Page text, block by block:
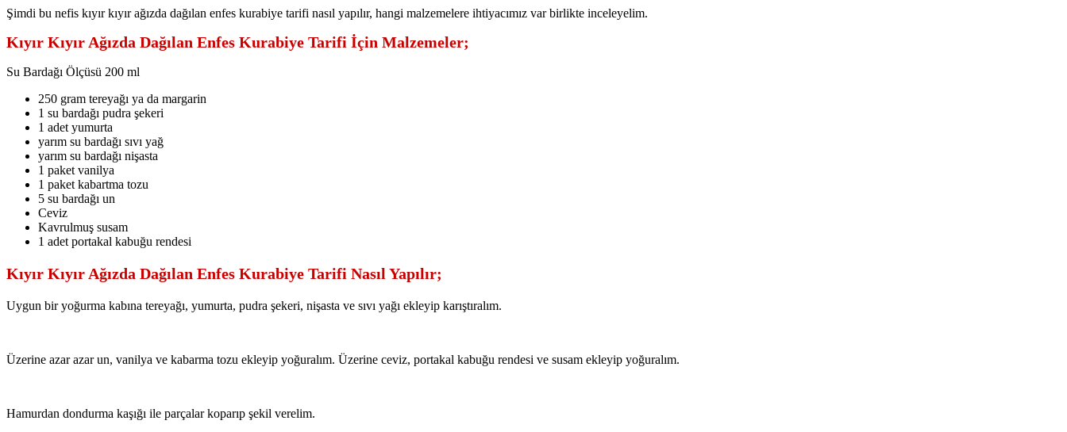
Şimdi bu nefis kıyır kıyır ağızda dağılan enfes kurabiye tarifi nasıl yapılır, hangi malzemelere ihtiyacımız var birlikte inceleyelim.
Kıyır Kıyır Ağızda Dağılan Enfes Kurabiye Tarifi İçin Malzemeler;
Su Bardağı Ölçüsü 200 ml
250 gram tereyağı ya da margarin
1 su bardağı pudra şekeri
1 adet yumurta
yarım su bardağı sıvı yağ
yarım su bardağı nişasta
1 paket vanilya
1 paket kabartma tozu
5 su bardağı un
Ceviz
Kavrulmuş susam
1 adet portakal kabuğu rendesi
Kıyır Kıyır Ağızda Dağılan Enfes Kurabiye Tarifi Nasıl Yapılır;
Uygun bir yoğurma kabına tereyağı, yumurta, pudra şekeri, nişasta ve sıvı yağı ekleyip karıştıralım.
Üzerine azar azar un, vanilya ve kabarma tozu ekleyip yoğuralım. Üzerine ceviz, portakal kabuğu rendesi ve susam ekleyip yoğuralım.
Hamurdan dondurma kaşığı ile parçalar koparıp şekil verelim.